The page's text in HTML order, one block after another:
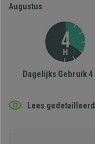
Augustus
Dagelijks Gebruik
Lees